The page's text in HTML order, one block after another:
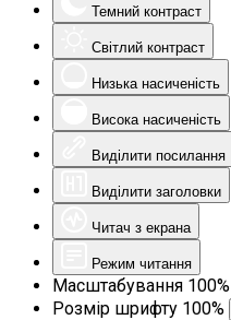
Темний контраст
Світлий контраст
Низька насиченість
Висока насиченість
Виділити посилання
Виділити заголовки
Читач з екрана
Режим читання
Масштабування 100%
Розмір шрифту 100%